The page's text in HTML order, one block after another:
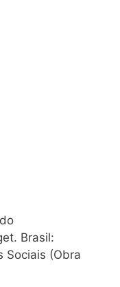
Brasil:
Sociais (Obra